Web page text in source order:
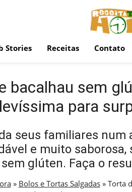
Stories Receitas Contato
bacalhau sem
para
seus familiares num
e muito
glúten. Faça o
» Bolos e Tortas Salgadas» Torta